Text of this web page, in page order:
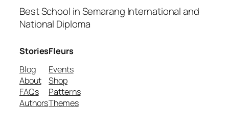
Best School in Semarang International and
National Diploma
Stories
Blog
About
FAQs
Authors
Fleurs
Events
Shop
Patterns
Themes